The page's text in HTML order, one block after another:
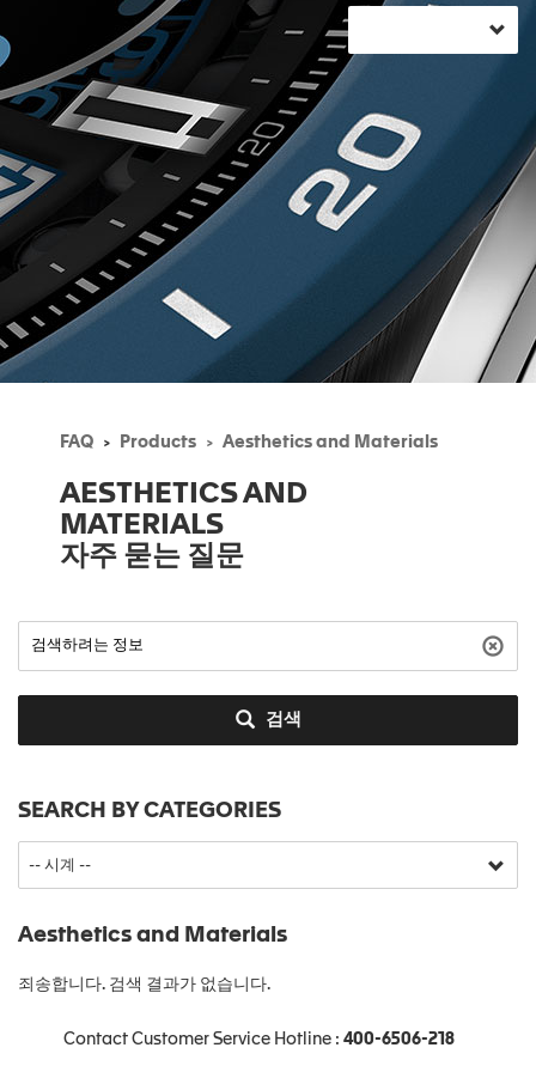
FAQ Products Aesthetics and Materials
AESTHETICS AND
MATERIALS
자주 묻는 질문
검색
SEARCH BY CATEGORIES
Aesthetics and Materials
죄송합니다. 검색 결과가 없습니다.
Contact Customer Service Hotline : 400-6506-218